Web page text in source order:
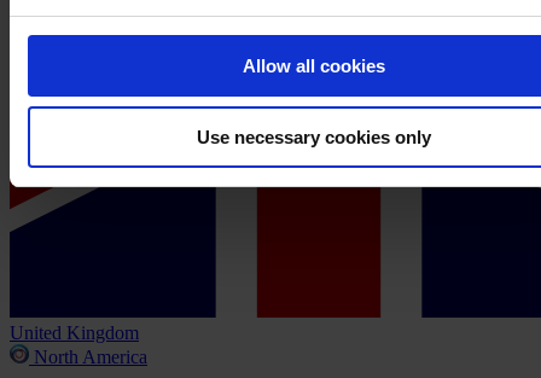
Allow all cookies
Use necessary cookies only
United Kingdom
North America